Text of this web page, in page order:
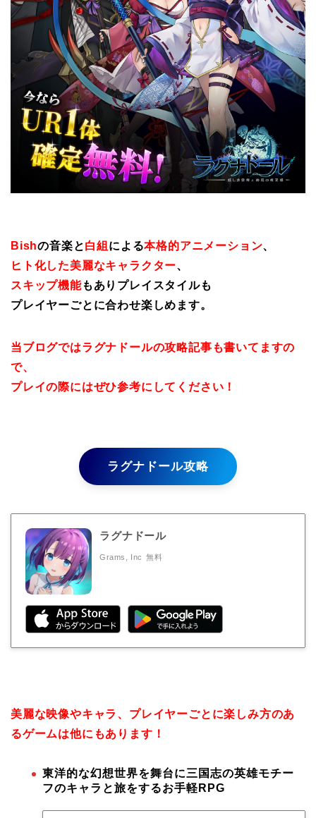
Bishの音楽と白組 による本格的アニメーション、
ヒト化した美麗なキャラクター、
スキップ機能もありプレイスタイルも
プレイヤーごとに合わせ楽しめます。
当ブログではラグナドールの攻略記事も書いてますの
で、
プレイの際にはぜひ参考にしてください！
ラグナドール攻略
ラグナドール
Grams, Inc 無料
美麗な映像やキャラ、プレイヤーごとに楽しみ方のあ
るゲームは他にもあります！
東洋的な幻想世界を舞台に三国志の英雄モチー
フのキャラと旅をするお手軽RPG